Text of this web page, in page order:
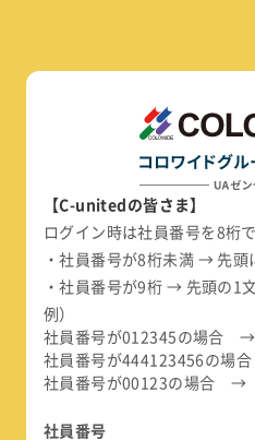
【C-unitedの皆さま】
ログイン時は社員番号を8桁
・社員番号が8桁未満 → 先頭
・社員番号が9桁 → 先頭の1
例）
社員番号が012345の場合
社員番号が444123456の
社員番号が00123の場合 →
社員番号